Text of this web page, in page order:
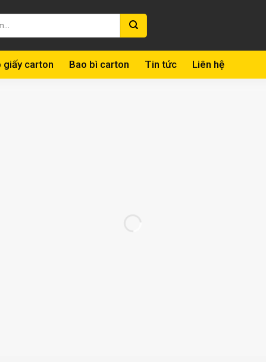
giấy carton Bao bì carton Tin tức Liên hệ